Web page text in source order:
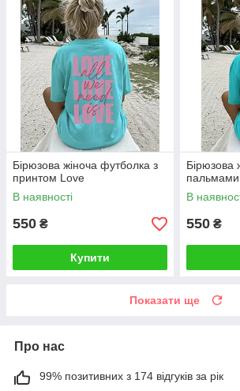
Бірюзова жіноча футболка з
принтом Love
В наявності
550 ₴
Купити
Бірюзова
пальмами
В
550 ₴
Показати ще
Про нас
99% позитивних з 174 відгуків за рік